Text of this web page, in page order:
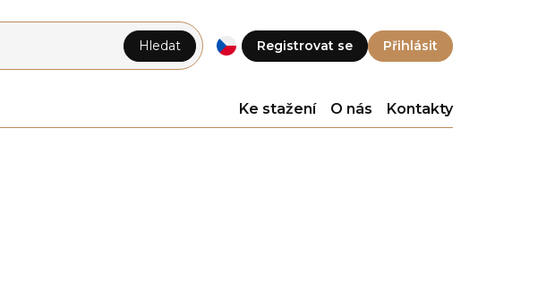
Registrovat se Přihlásit
Hledat
Ke stažení O nás Kontakty